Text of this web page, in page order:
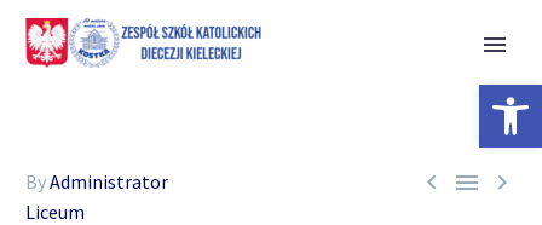
  
ByAdministrator
Liceum